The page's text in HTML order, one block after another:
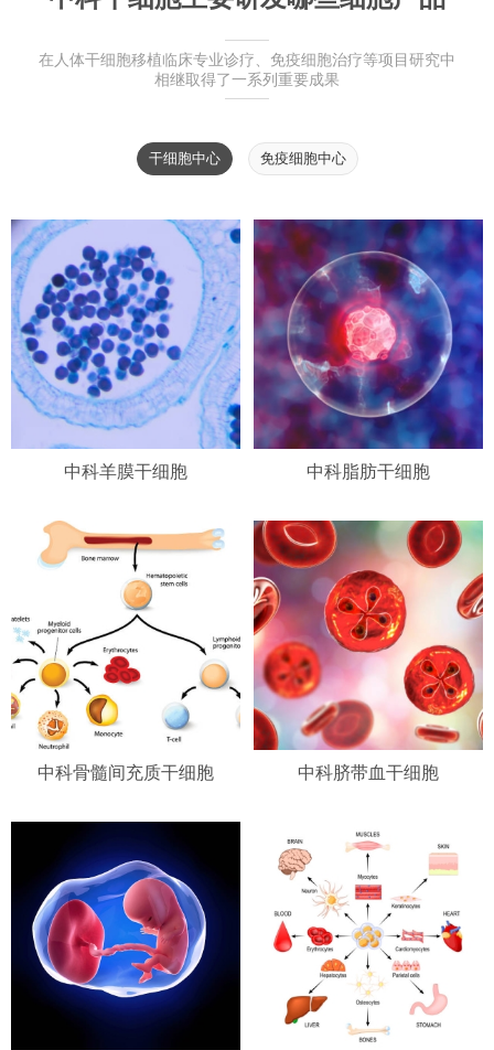
在人体干细胞移植临床专业诊疗、免疫细胞治疗等项目研究中
相继取得了一系列重要成果
干细胞中心 免疫细胞中心
中科羊膜干细胞 中科脂肪干细胞
中科骨髓间充质干细胞 中科脐带血干细胞